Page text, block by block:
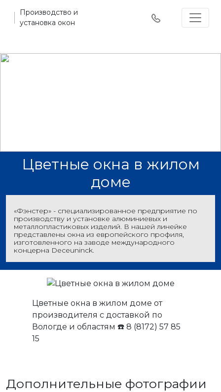
Производство и
установка окон
Цветные окна в жилом
доме
«Фэнстер» - специализированное предприятие по
производству и установке алюминиевых и
металлопластиковых изделий. В нашей линейке
представлены окна из европейского профиля,
изготовленного на заводе международного
концерна Deceuninck.
Цветные окна в жилом доме от
производителя с доставкой по
Вологде и областям ☎️ 8 (8172) 57 85
15
Дополнительные фотографии